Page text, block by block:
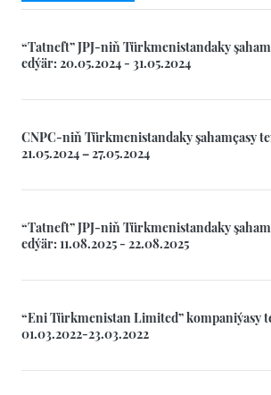
“Tatneft” JPJ-niň Türkmenistandaky
edýär: 20.05.2024 - 31.05.2024
CNPC-niň Türkmenistandaky şahamçasy
21.05.2024 – 27.05.2024
“Tatneft” JPJ-niň Türkmenistandaky
edýär: 11.08.2025 - 22.08.2025
“Eni Türkmenistan Limited” kompaniýasy
01.03.2022-23.03.2022